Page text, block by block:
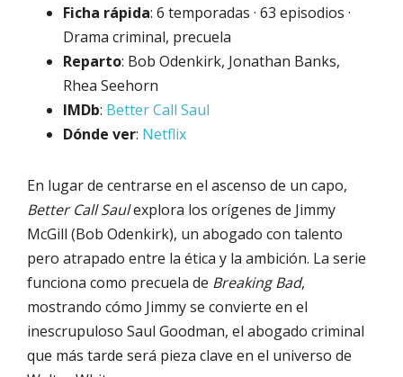
Ficha rápida: 6 temporadas · 63 episodios ·
Drama criminal, precuela
Reparto: Bob Odenkirk, Jonathan Banks,
Rhea Seehorn
IMDb: Better Call Saul
Dónde ver: Netflix
En lugar de centrarse en el ascenso de un capo,
Better Call Saulexplora los orígenes de Jimmy
McGill (Bob Odenkirk), un abogado con talento
pero atrapado entre la ética y la ambición. La serie
funciona como precuela de Breaking Bad,
mostrando cómo Jimmy se convierte en el
inescrupuloso Saul Goodman, el abogado criminal
que más tarde será pieza clave en el universo de